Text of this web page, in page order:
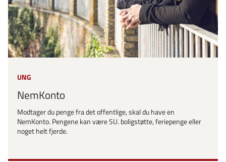
UNG
NemKonto
Modtager du penge fra det offentlige, skal du have en
NemKonto. Pengene kan være SU. boligstøtte, feriepenge eller
noget helt fjerde.